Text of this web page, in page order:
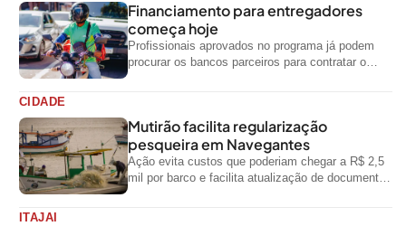
Financiamento para entregadores
começa hoje
Profissionais aprovados no programa já podem
procurar os bancos parceiros para contratar o
CIDADE
Mutirão facilita regularização
pesqueira em Navegantes
Ação evita custos que poderiam chegar a R$ 2,5
mil por barco e facilita atualização de documentos
ITAJAI